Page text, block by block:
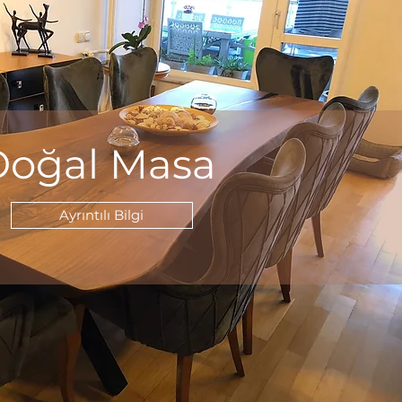
Masa
Ayrıntılı Bilgi